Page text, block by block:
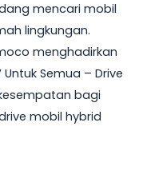
mencari mobil
lingkungan.
menghadirkan
Semua – Drive
bagi
mobil hybrid